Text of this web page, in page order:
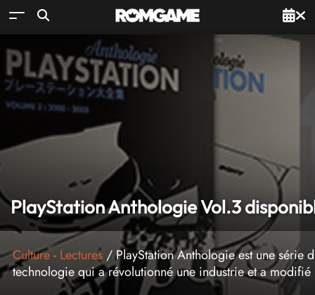
PlayStation Anthologie Vol.3
Culture- Lectures / PlayStation Anthologie est une série
technologie qui a révolutionné une industrie et a